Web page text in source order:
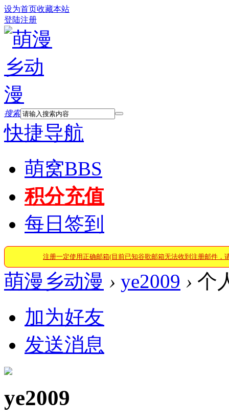
设为首页收藏本站
登陆注册
搜索
快捷导航
萌窝BBS
积分充值
每日签到
注册一定使用正确邮箱(目前已知谷歌邮箱无法收到注册邮件，
萌漫乡动漫 › ye2009 › 个
加为好友
发送消息
ye2009